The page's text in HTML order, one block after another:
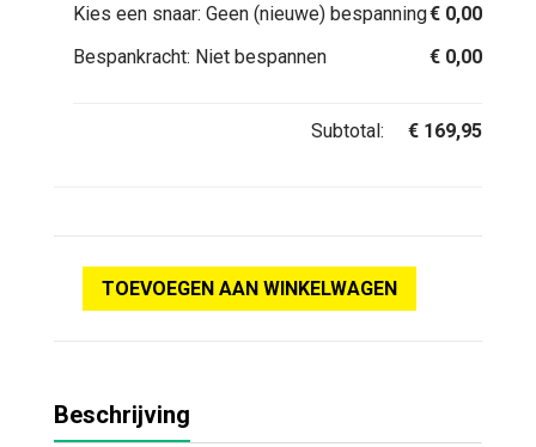
Kies een snaar: Geen (nieuwe) bespanning€ 0,00
Bespankracht: Niet bespannen € 0,00
Subtotal: € 169,95
TOEVOEGEN AAN WINKELWAGEN
Beschrijving